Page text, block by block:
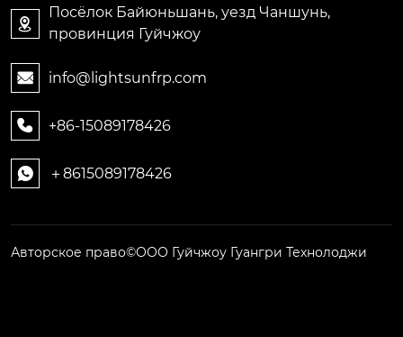

Посёлок Байюньшань, уезд Чаншунь,
провинция Гуйчжоу
 info@lightsunfrp.com
 +86-15089178426
 ＋8615089178426
Авторское право©ООО Гуйчжоу Гуангри Технолоджи